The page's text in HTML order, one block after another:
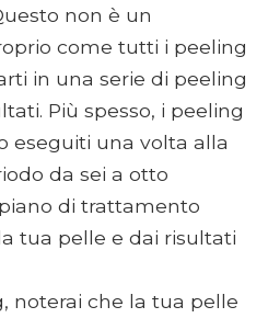
non è un
come tutti i peeling
in una serie di peeling
Più spesso, i peeling
eseguiti una volta alla
da sei a otto
di trattamento
tua pelle e dai risultati
noterai che la tua pelle